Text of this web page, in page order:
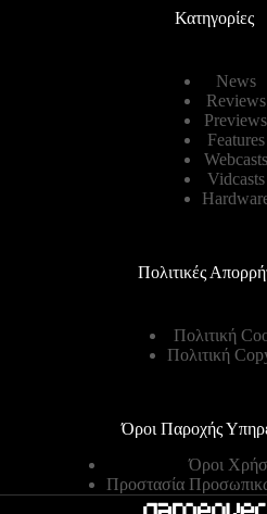
Κατηγορίες
News
Reviews
Previews
Features
Webcasts
Vidcasts
Πολιτικές
Πολιτική
Πολιτική
Όροι Παροχής
Όροι
Προστασία